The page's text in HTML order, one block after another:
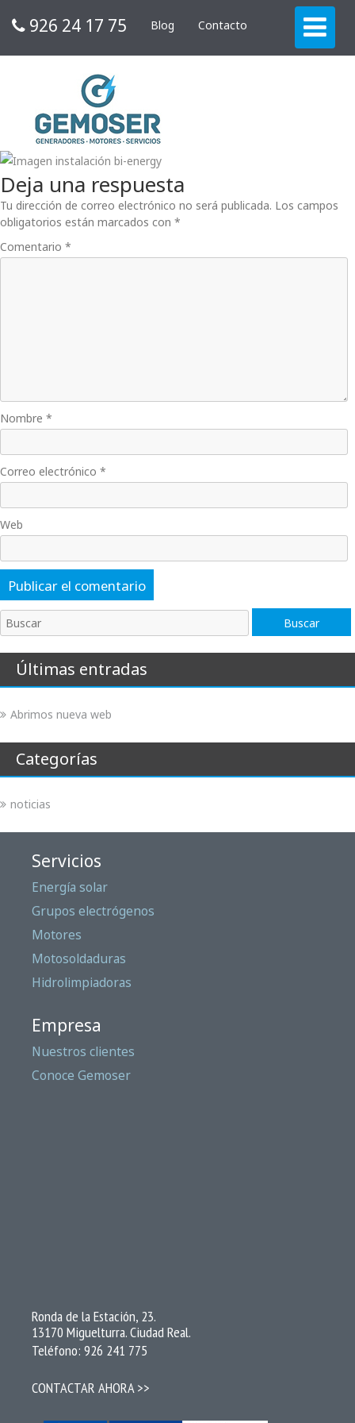
926 24 17 75 Blog Contacto
Deja una respuesta
Tu dirección de correo electrónico no será publicada. Los campos
obligatorios están marcados con *
Comentario *
Nombre *
Correo electrónico *
Web
Buscar Buscar
Últimas entradas
Abrimos nueva web
Categorías
noticias
Servicios
Energía solar
Grupos electrógenos
Motores
Motosoldaduras
Hidrolimpiadoras
Empresa
Nuestros clientes
Conoce Gemoser
Ronda de la Estación, 23.
13170 Miguelturra. Ciudad Real.
Teléfono: 926 241 775
CONTACTAR AHORA >>